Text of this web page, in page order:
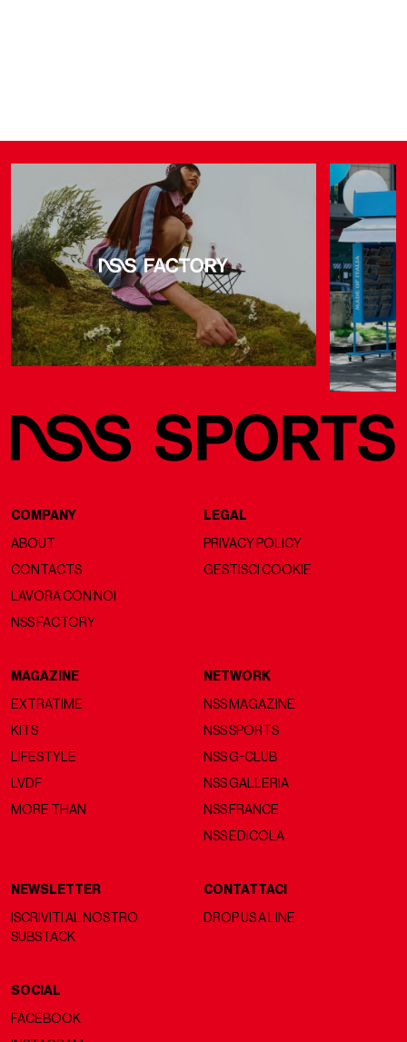
COMPANY
ABOUT
CONTACTS
LAVORA CON NOI
NSS FACTORY
LEGAL
PRIVACY POLICY
GESTISCI COOKIE
MAGAZINE
EXTRATIME
KITS
LIFESTYLE
LVDF
MORE THAN
NETWORK
NSS MAGAZINE
NSS SPORTS
NSS G-CLUB
NSS GALLERIA
NSS FRANCE
NSS EDICOLA
NEWSLETTER
ISCRIVITI AL NOSTRO
SUBSTACK
CONTATTACI
DROP US A LINE
SOCIAL
FACEBOOK